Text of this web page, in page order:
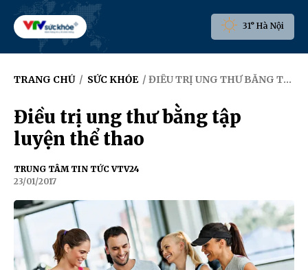
31° Hà Nội
TRANG CHỦ / SỨC KHỎE / ĐIỀU TRỊ UNG THƯ BẰNG TẬP LUYỆN THỂ THAO
Điều trị ung thư bằng tập
luyện thể thao
TRUNG TÂM TIN TỨC VTV24
23/01/2017